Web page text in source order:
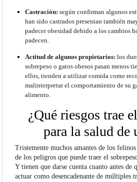
Castración: según confirman algunos
han sido castrados presentan también
padecer obesidad debido a los cambios
padecen.
Actitud de algunos propietarios: los
sobrepeso o gatos obesos pasan menos
ellos, tienden a utilizar comida como
malinterpretar el comportamiento de su
alimento.
¿Qué riesgos trae
para la salud de
Tristemente muchos amantes de los
de los peligros que puede traer el
Y tienen que darse cuenta cuanto antes de
actuar como desencadenante de múltiples